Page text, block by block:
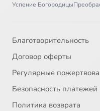
Успение Богородицы
Благотворительность
Договор оферты
Регулярные
Безопасность платежей
Политика возврата